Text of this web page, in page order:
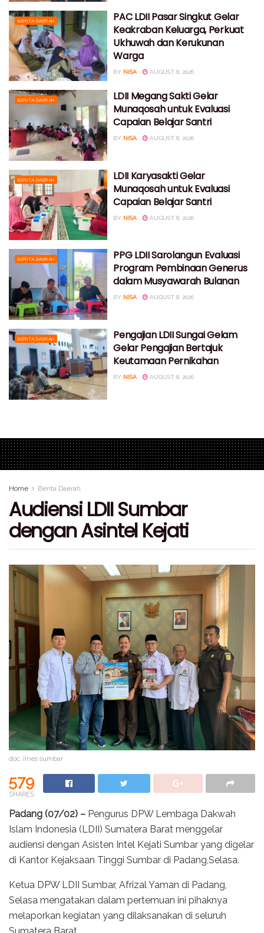
BERITA DAERAH
PAC LDII Pasar Singkut Gelar
Keakraban Keluarga, Perkuat
Ukhuwah dan Kerukunan
Warga
BY NISA AUGUST 8, 2026
BERITA DAERAH
LDII Megang Sakti Gelar
Munaqosah untuk Evaluasi
Capaian Belajar Santri
BY NISA AUGUST 8, 2026
BERITA DAERAH
LDII Karyasakti Gelar
Munaqosah untuk Evaluasi
Capaian Belajar Santri
BY NISA AUGUST 8, 2026
BERITA DAERAH
PPG LDII Sarolangun Evaluasi
Program Pembinaan Generus
dalam Musyawarah Bulanan
BY NISA AUGUST 8, 2026
BERITA DAERAH
Pengajian LDII Sungai Gelam
Gelar Pengajian Bertajuk
Keutamaan Pernikahan
BY NISA AUGUST 8, 2026
Home Berita Daerah
Audiensi LDII Sumbar
dengan Asintel Kejati
doc. lines sumbar
579
SHARES
Padang (07/02) – Pengurus DPW Lembaga Dakwah
Islam Indonesia (LDII) Sumatera Barat menggelar
audiensi dengan Asisten Intel Kejati Sumbar yang digelar
di Kantor Kejaksaan Tinggi Sumbar di Padang,Selasa.
Ketua DPW LDII Sumbar, Afrizal Yaman di Padang,
Selasa mengatakan dalam pertemuan ini pihaknya
melaporkan kegiatan yang dilaksanakan di seluruh